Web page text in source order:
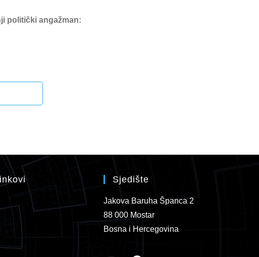
politički angažman:
Sjedište
Jakova Baruha Španca 2
88 000 Mostar
Bosna i Hercegovina